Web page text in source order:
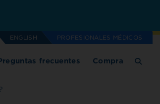
ENGLISH PROFESIONALES MÉDICOS
frecuentes Compra